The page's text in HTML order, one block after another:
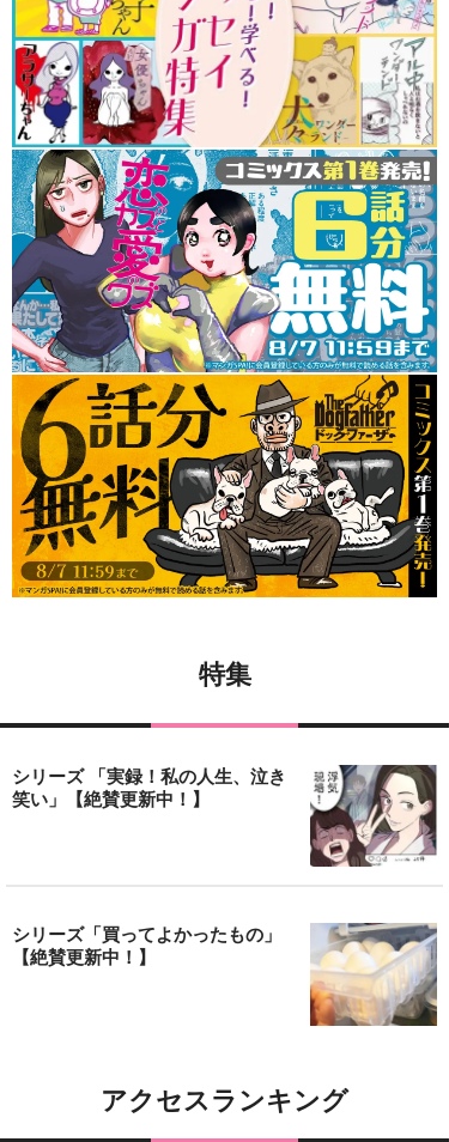
特集
シリーズ 「実録！私の人生、泣き
笑い」【絶賛更新中！】
シリーズ「買ってよかったもの」
【絶賛更新中！】
アクセスランキング